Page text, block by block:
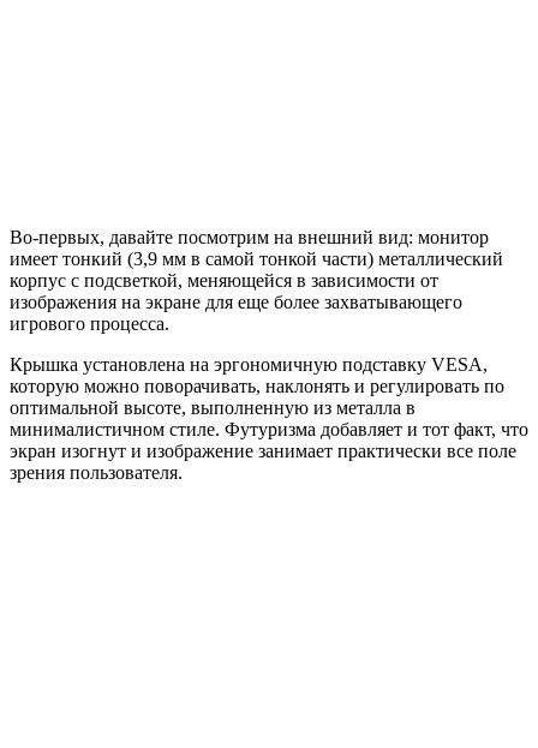
Во-первых, давайте посмотрим на внешний вид: монитор
имеет тонкий (3,9 мм в самой тонкой части) металлический
корпус с подсветкой, меняющейся в зависимости от
изображения на экране для еще более захватывающего
игрового процесса.
Крышка установлена ​​на эргономичную подставку VESA,
которую можно поворачивать, наклонять и регулировать по
оптимальной высоте, выполненную из металла в
минималистичном стиле. Футуризма добавляет и тот факт, что
экран изогнут и изображение занимает практически все поле
зрения пользователя.